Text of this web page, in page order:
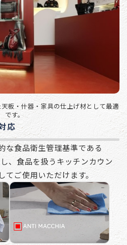
板・什器・家具の仕上げ材として最適
です。
応
な食品衛生管理基準である
、食品を扱うキッチンカウン
てご使用いただけます。